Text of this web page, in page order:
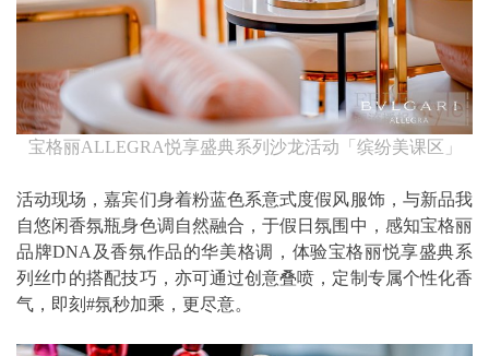
宝格丽ALLEGRA悦享盛典系列沙龙活动「缤纷美课区」
活动现场，嘉宾们身着粉蓝色系意式度假风服饰，与新品我
自悠闲香氛瓶身色调自然融合，于假日氛围中，感知宝格丽
品牌DNA及香氛作品的华美格调，体验宝格丽悦享盛典系
列丝巾的搭配技巧，亦可通过创意叠喷，定制专属个性化香
气，即刻#氛秒加乘，更尽意。